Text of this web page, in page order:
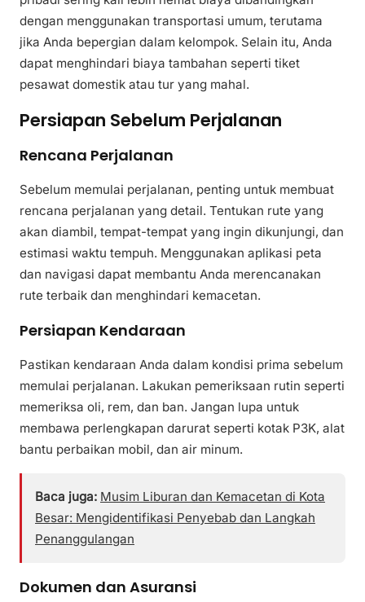
dengan menggunakan transportasi umum, terutama
jika Anda bepergian dalam kelompok. Selain itu, Anda
dapat menghindari biaya tambahan seperti tiket
pesawat domestik atau tur yang mahal.
Persiapan Sebelum Perjalanan
Rencana Perjalanan
Sebelum memulai perjalanan, penting untuk membuat
rencana perjalanan yang detail. Tentukan rute yang
akan diambil, tempat-tempat yang ingin dikunjungi, dan
estimasi waktu tempuh. Menggunakan aplikasi peta
dan navigasi dapat membantu Anda merencanakan
rute terbaik dan menghindari kemacetan.
Persiapan Kendaraan
Pastikan kendaraan Anda dalam kondisi prima sebelum
memulai perjalanan. Lakukan pemeriksaan rutin seperti
memeriksa oli, rem, dan ban. Jangan lupa untuk
membawa perlengkapan darurat seperti kotak P3K, alat
bantu perbaikan mobil, dan air minum.
Baca juga: Musim Liburan dan Kemacetan di Kota
Besar: Mengidentifikasi Penyebab dan Langkah
Penanggulangan
Dokumen dan Asuransi